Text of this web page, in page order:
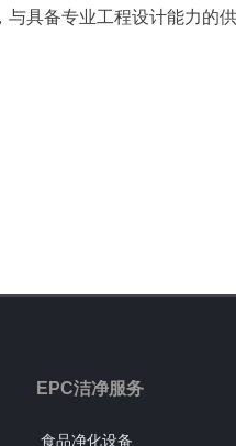
具备专业工程设计能力的
食品净化设备
EPC洁净服务